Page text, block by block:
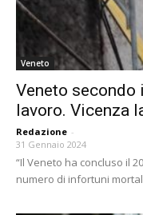
Veneto
Veneto secondo
lavoro. Vicenza
Redazione -
31 Gennaio 2024
“Il Veneto ha concluso il
numero di infortuni